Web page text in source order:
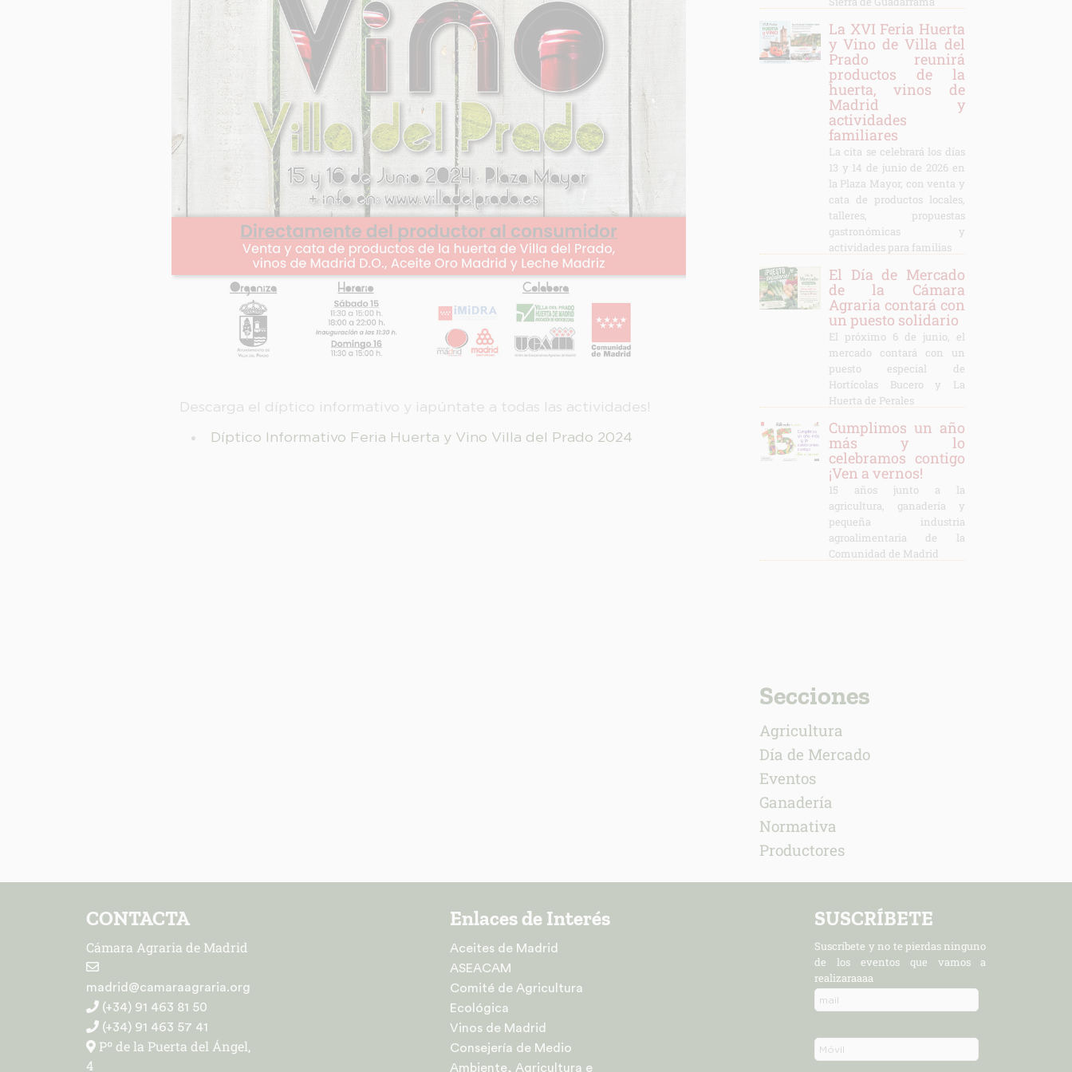
Descarga el díptico informativo y ¡apúntate a todas las actividades!
Díptico Informativo Feria Huerta y Vino Villa del Prado 2024
La XVI Feria Huerta
y Vino de Villa del
Prado reunirá
productos de la
huerta, vinos de
Madrid y
actividades
familiares
La cita se celebrará los días
13 y 14 de junio de 2026 en
la Plaza Mayor, con venta y
cata de productos locales,
talleres, propuestas
gastronómicas y
actividades para familias
El Día de Mercado
de la Cámara
Agraria contará con
un puesto solidario
El próximo 6 de junio, el
mercado contará con un
puesto especial de
Hortícolas Bucero y La
Huerta de Perales
Cumplimos un año
más y lo
celebramos contigo
¡Ven a vernos!
15 años junto a la
agricultura, ganadería y
pequeña industria
agroalimentaria de la
Comunidad de Madrid
Secciones
Agricultura
Día de Mercado
Eventos
Ganadería
Normativa
Productores
CONTACTA
Cámara Agraria de Madrid
madrid@camaraagraria.org
(+34) 91 463 81 50
(+34) 91 463 57 41
Pº de la Puerta del Ángel,
4
Enlaces de Interés
Aceites de Madrid
ASEACAM
Comité de Agricultura
Ecológica
Vinos de Madrid
Consejería de Medio
Ambiente, Agricultura e
SUSCRÍBETE
Suscríbete y no te pierdas ninguno
de los eventos que vamos a
realizaraaaa